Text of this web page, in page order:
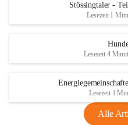
Stössingtaler -
Lesezeit 1
Lesezeit 4
Lesezeit 1
Alle